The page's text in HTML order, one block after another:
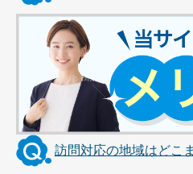
訪問対応の地域はどこ